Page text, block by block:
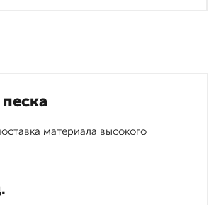
материала высокого